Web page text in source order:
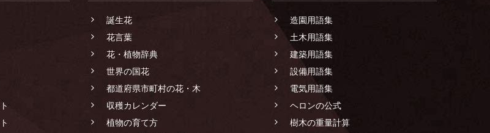
誕生花
花言葉
花・植物辞典
世界の国花
都道府県市町村の花・木
収穫カレンダー
植物の育て方
造園用語集
土木用語集
建築用語集
設備用語集
電気用語集
ヘロンの公式
樹木の重量計算